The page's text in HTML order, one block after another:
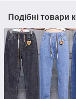
Подібні товари